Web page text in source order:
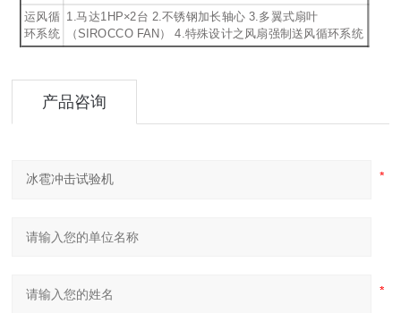
运风循
环系统
1.马达1HP×2台 2.不锈钢加长轴心 3.多翼式扇叶
（SIROCCO FAN） 4.特殊设计之风扇强制送风循环系统
产品咨询